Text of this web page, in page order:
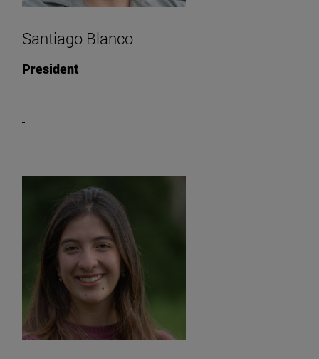
Santiago Blanco
President